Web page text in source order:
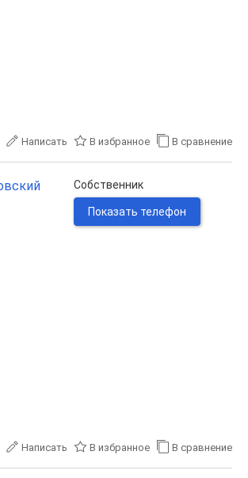
Написать В избранное В сравнение
Собственник
Показать телефон
Написать В избранное В сравнение